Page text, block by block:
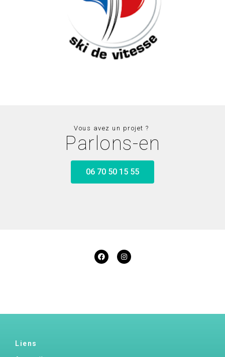
Vous avez un projet ?
Parlons-en
06 70 50 15 55
Liens